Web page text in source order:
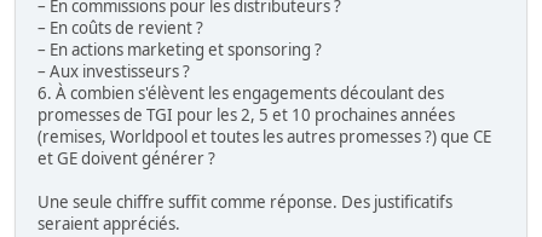
– En commissions pour les distributeurs ?
– En coûts de revient ?
– En actions marketing et sponsoring ?
– Aux investisseurs ?
6. À combien s'élèvent les engagements découlant des
promesses de TGI pour les 2, 5 et 10 prochaines années
(remises, Worldpool et toutes les autres promesses ?) que CE
et GE doivent générer ?
Une seule chiffre suffit comme réponse. Des justificatifs
seraient appréciés.